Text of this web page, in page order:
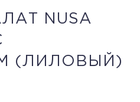
NUSA
(ЛИЛОВЫЙ)